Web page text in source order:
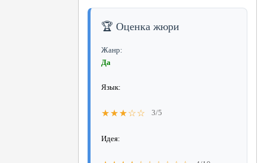
🏆 Оценка жюри
Жанр:
Да
Язык:
★★★☆☆ 3/5
Идея: